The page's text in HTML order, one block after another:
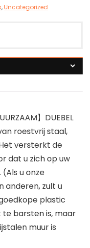
,Uncategorized
】DUEBEL
roestvrij staal,
versterkt de
dat u zich op uw
u onze
anderen, zult u
plastic
te barsten is, maar
muur is